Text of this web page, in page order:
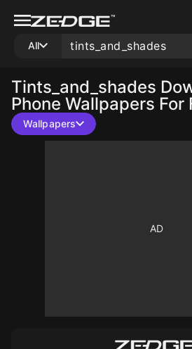
All
Tints_and_shades
Phone Wallpapers For
Wallpapers